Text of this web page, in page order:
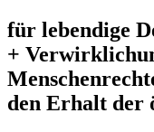
für lebendige
+
den Erhalt der